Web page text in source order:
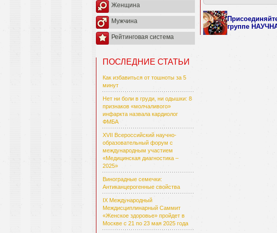
Женщина
Мужчина
Рейтинговая система
ПОСЛЕДНИЕ СТАТЬИ
Как избавиться от тошноты за 5
минут
Нет ни боли в груди, ни одышки: 8
признаков «молчаливого»
инфаркта назвала кардиолог
ФМБА
XVII Всероссийский научно-
образовательный форум с
международным участием
«Медицинская диагностика –
2025»
Виноградные семечки:
Антиканцерогенные свойства
IX Международный
Междисциплинарный Саммит
«Женское здоровье» пройдет в
Москве с 21 по 23 мая 2025 года
группе